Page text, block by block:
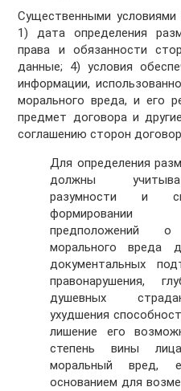
Существенными условиями
1) дата определения
права и обязанности
данные; 4) условия
информации,
морального вреда, и его
предмет договора и
соглашению сторон
Для определения
должны
разумности и
предположений
морального вреда
документальных
правонарушения,
душевных
ухудшения
лишение его
степень вины
моральный вред,
основанием для